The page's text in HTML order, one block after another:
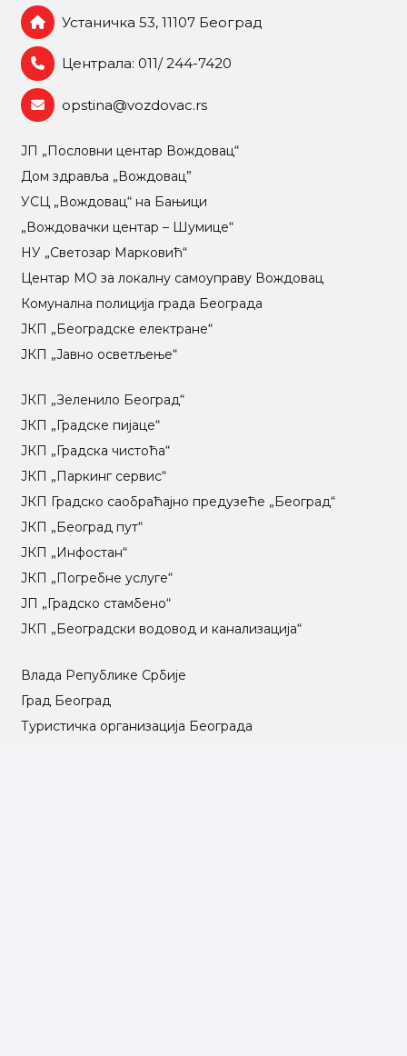
Устаничка 53, 11107 Београд
Централа: 011/ 244-7420
opstina@vozdovac.rs
ЈП „Пословни центар Вождовац“
Дом здравља „Вождовац”
УСЦ „Вождовац“ на Бањици
„Вождовачки центар – Шумице“
НУ „Светозар Марковић“
Центар МO за локалну самоуправу Вождовац
Комунална полиција града Београда
ЈКП „Београдске електране“
ЈКП „Јавно осветљење“
ЈКП „Зеленило Београд“
ЈКП „Градске пијаце“
ЈКП „Градска чистоћа“
ЈКП „Паркинг сервис“
ЈКП Градско саобраћајно предузеће „Београд“
ЈКП „Београд пут“
ЈКП „Инфостан“
ЈКП „Погребне услуге“
ЈП „Градско стамбено“
ЈКП „Београдски водовод и канализација“
Влада Републике Србије
Град Београд
Туристичка организација Београда